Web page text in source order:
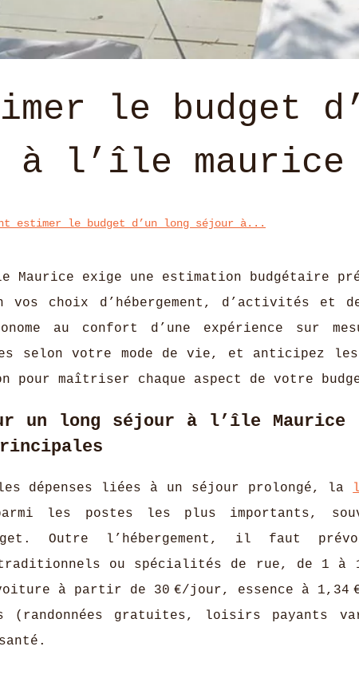
le budget
à l’île maurice
estimer le budget d’un long séjour à...
Maurice exige une estimation budgétaire
vos choix d’hébergement, d’activités et
au confort d’une expérience sur
selon votre mode de vie, et anticipez
maîtriser chaque aspect de votre
un long séjour à l’île Maurice
dépenses liées à un séjour prolongé, la
les postes les plus importants,
Outre l’hébergement, il faut
ou spécialités de rue, de 1 à
à partir de 30 €/jour, essence à 1,34
gratuites, loisirs payants